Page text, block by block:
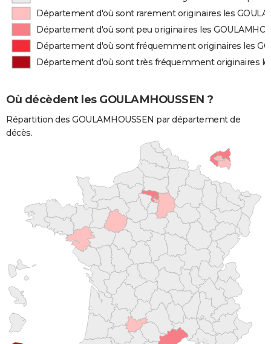
Département d'où sont rarement originaires les
Département d'où sont peu originaires les
Département d'où sont fréquemment originaires les
Département d'où sont très fréquemment originaires
Où décèdent les GOULAMHOUSSEN ?
Répartition des GOULAMHOUSSEN par département de
décès.